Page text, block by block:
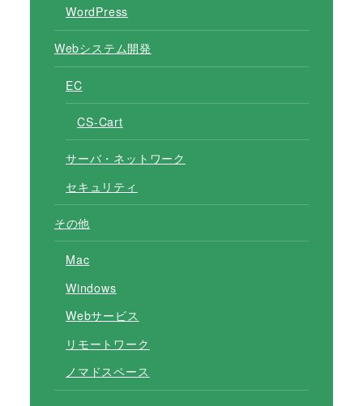
WordPress
Webシステム開発
EC
CS-Cart
サーバ・ネットワーク
セキュリティ
その他
Mac
Windows
Webサービス
リモートワーク
ノマドスペース